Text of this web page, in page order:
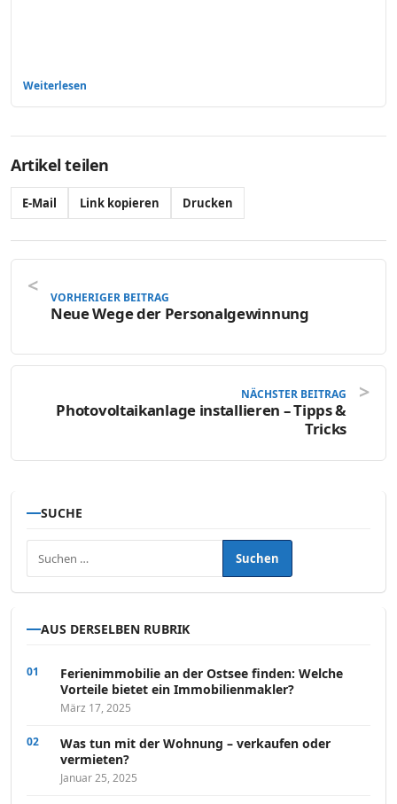
Weiterlesen
Artikel teilen
E-Mail Link kopieren Drucken
VORHERIGER BEITRAG
Neue Wege der Personalgewinnung
NÄCHSTER BEITRAG
Photovoltaikanlage installieren – Tipps &
Tricks
SUCHE
Suchen nach:
AUS DERSELBEN RUBRIK
Ferienimmobilie an der Ostsee finden: Welche
Vorteile bietet ein Immobilienmakler?
März 17, 2025
Was tun mit der Wohnung – verkaufen oder
vermieten?
Januar 25, 2025